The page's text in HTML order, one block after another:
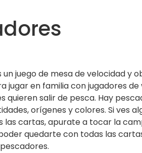
un juego de mesa de velocidad y
jugar en familia con jugadores de
quieren salir de pesca. Hay
orígenes y colores. Si ves
las cartas, apurate a tocar la
quedarte con todas las